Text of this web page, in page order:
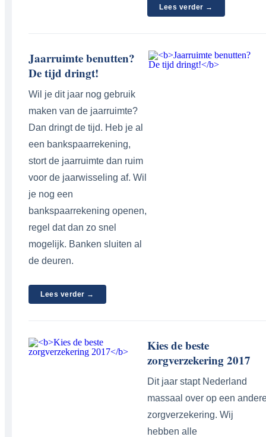
Lees verder →
Jaarruimte benutten?
De tijd dringt!
Wil je dit jaar nog gebruik
maken van de jaarruimte?
Dan dringt de tijd. Heb je al
een bankspaarrekening,
stort de jaarruimte dan ruim
voor de jaarwisseling af. Wil
je nog een
bankspaarrekening openen,
regel dat dan zo snel
mogelijk. Banken sluiten al
de deuren.
Lees verder →
Kies de beste
zorgverzekering 2017
Dit jaar stapt Nederland
massaal over op een
zorgverzekering. Wij
hebben alle